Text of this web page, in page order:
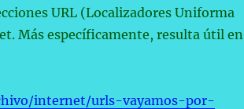
URL (Localizadores Uniforma
Más específicamente, resulta útil en
internet/urls-vayamos-por-